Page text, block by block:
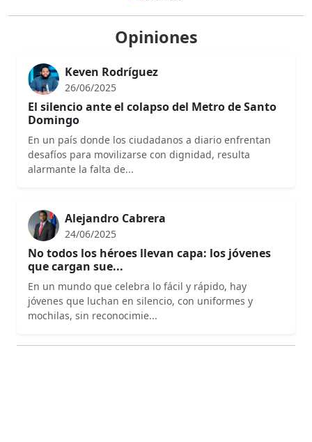
Opiniones
Keven Rodríguez
26/06/2025
El silencio ante el colapso del Metro de Santo
Domingo
En un país donde los ciudadanos a diario enfrentan
desafíos para movilizarse con dignidad, resulta
Alejandro Cabrera
24/06/2025
No todos los héroes llevan capa: los jóvenes
que cargan sue...
En un mundo que celebra lo fácil y rápido, hay
jóvenes que luchan en silencio, con uniformes y